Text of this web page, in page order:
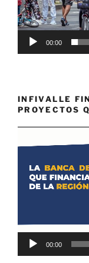
00:00
INFIVALLE
PROYECTOS
de
00:00